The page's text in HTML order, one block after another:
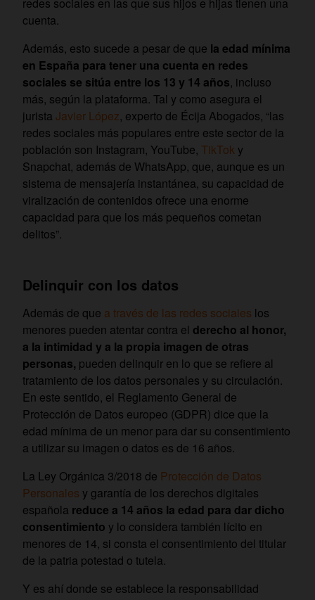
cuenta.
Además, esto sucede a pesar de que la edad mínima
en España para tener una cuenta en redes
sociales se sitúa entre los 13 y 14 años, incluso
más, según la plataforma. Tal y como asegura el
jurista Javier López, experto de Écija Abogados, “las
redes sociales más populares entre este sector de la
población son Instagram, YouTube, TikTok y
Snapchat, además de WhatsApp, que, aunque es un
sistema de mensajería instantánea, su capacidad de
viralización de contenidos ofrece una enorme
capacidad para que los más pequeños cometan
delitos”.
Delinquir con los datos
Además de que a través de las redes sociales los
menores pueden atentar contra el derecho al honor,
a la intimidad y a la propia imagen de otras
personas, pueden delinquir en lo que se refiere al
tratamiento de los datos personales y su circulación.
En este sentido, el Reglamento General de
Protección de Datos europeo (GDPR) dice que la
edad mínima de un menor para dar su consentimiento
a utilizar su imagen o datos es de 16 años.
La Ley Orgánica 3/2018 de Protección de Datos
Personales y garantía de los derechos digitales
española reduce a 14 años la edad para dar dicho
consentimiento y lo considera también lícito en
menores de 14, si consta el consentimiento del titular
de la patria potestad o tutela.
Y es ahí donde se establece la responsabilidad